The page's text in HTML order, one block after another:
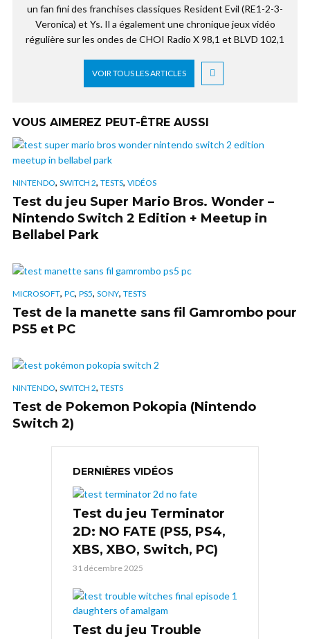
un fan fini des franchises classiques Resident Evil (RE1-2-3-
Veronica) et Ys. Il a également une chronique jeux vidéo
régulière sur les ondes de CHOI Radio X 98,1 et BLVD 102,1
VOIR TOUS LES ARTICLES
VOUS AIMEREZ PEUT-ÊTRE AUSSI
NINTENDO, SWITCH 2, TESTS, VIDÉOS
Test du jeu Super Mario Bros. Wonder –
Nintendo Switch 2 Edition + Meetup in
Bellabel Park
MICROSOFT, PC, PS5, SONY, TESTS
Test de la manette sans fil Gamrombo pour
PS5 et PC
NINTENDO, SWITCH 2, TESTS
Test de Pokemon Pokopia (Nintendo
Switch 2)
DERNIÈRES VIDÉOS
Test du jeu Terminator
2D: NO FATE (PS5, PS4,
XBS, XBO, Switch, PC)
31 décembre 2025
Test du jeu Trouble